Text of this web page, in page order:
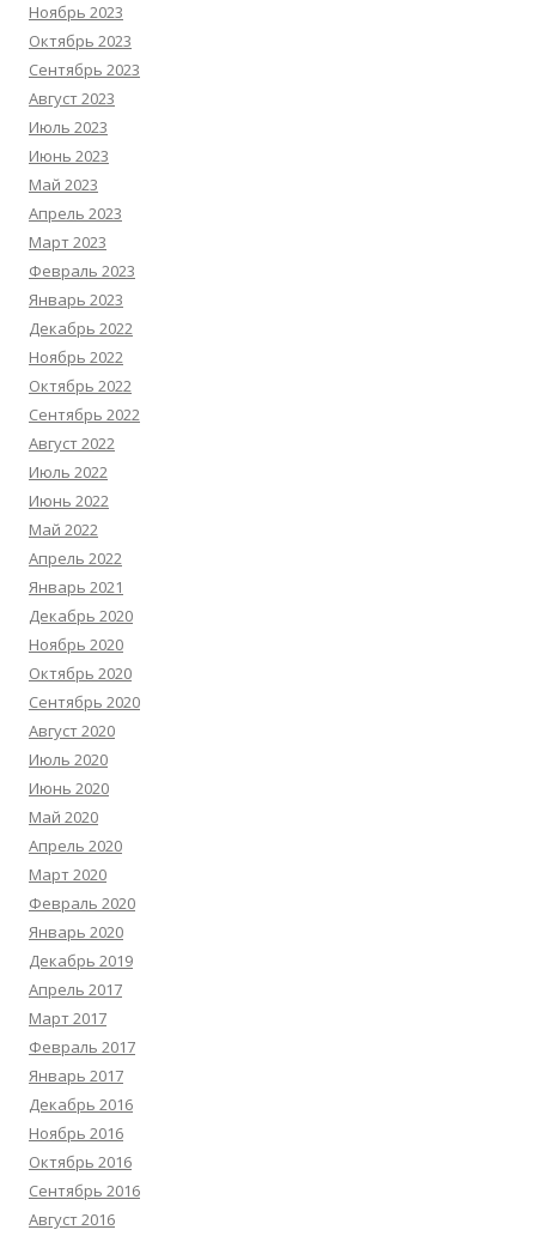
Ноябрь 2023
Октябрь 2023
Сентябрь 2023
Август 2023
Июль 2023
Июнь 2023
Май 2023
Апрель 2023
Март 2023
Февраль 2023
Январь 2023
Декабрь 2022
Ноябрь 2022
Октябрь 2022
Сентябрь 2022
Август 2022
Июль 2022
Июнь 2022
Май 2022
Апрель 2022
Январь 2021
Декабрь 2020
Ноябрь 2020
Октябрь 2020
Сентябрь 2020
Август 2020
Июль 2020
Июнь 2020
Май 2020
Апрель 2020
Март 2020
Февраль 2020
Январь 2020
Декабрь 2019
Апрель 2017
Март 2017
Февраль 2017
Январь 2017
Декабрь 2016
Ноябрь 2016
Октябрь 2016
Сентябрь 2016
Август 2016